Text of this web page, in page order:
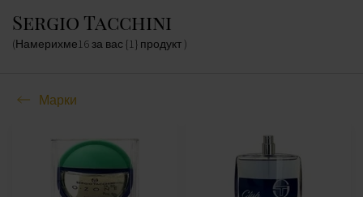
Sergio Tacchini
(Намерихме16за вас{1} продукт )
Марки